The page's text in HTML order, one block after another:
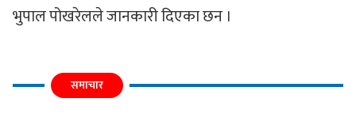
भुपाल पोखरेलले जानकारी दिएका छन ।
समाचार